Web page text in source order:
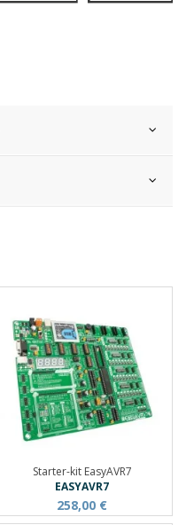
Starter-kit EasyAVR7
EASYAVR7
258,00 €